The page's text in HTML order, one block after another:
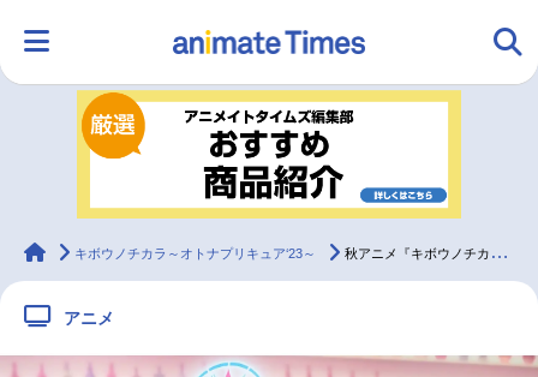
ランキング アニメ
ラジオ グッズ
animateTimes
キボウノチカラ～オトナプリキュア‘23～ 秋アニメ『キボウノチカラ～オトナプリキュア‘23～』完成披露報告会レポ
アニメ